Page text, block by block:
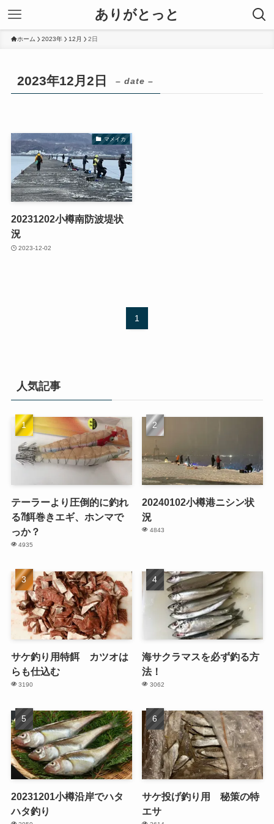
ありがとっと
ホーム 2023年 12月 2日
2023年12月2日 – date –
マメイカ
20231202小樽南防波堤状
況
2023-12-02
1
人気記事
テーラーより圧倒的に釣れ
る⁈餌巻きエギ、ホンマで
っか？
4935
20240102小樽港ニシン状
況
4843
サケ釣り用特餌 カツオは
らも仕込む
3190
海サクラマスを必ず釣る方
法！
3062
20231201小樽沿岸でハタ
ハタ釣り
サケ投げ釣り用 秘策の特
エサ